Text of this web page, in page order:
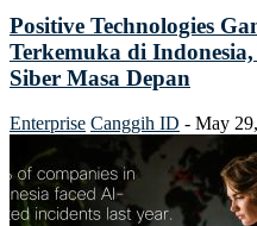
Positive Technologies
Terkemuka di
Siber Masa Depan
Enterprise Canggih ID - May